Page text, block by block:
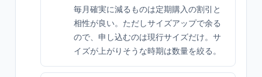
毎月確実に減るものは定期購入の割引と
相性が良い。ただしサイズアップで余る
ので、申し込むのは現行サイズだけ。サ
イズが上がりそうな時期は数量を絞る。